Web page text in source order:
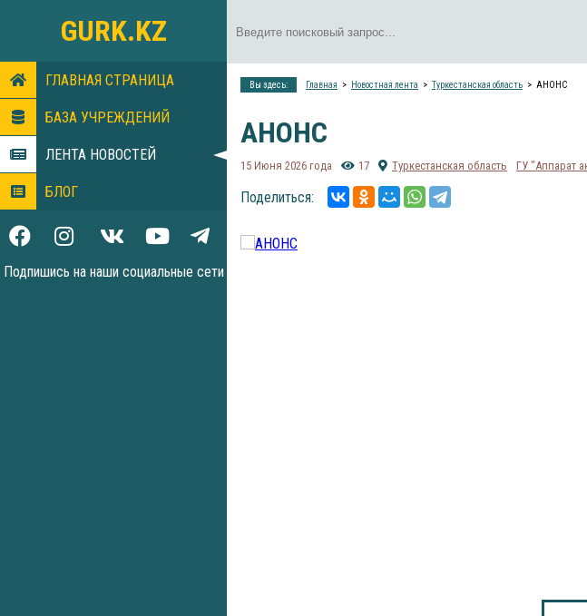
GURK.KZ
ГЛАВНАЯ СТРАНИЦА
БАЗА УЧРЕЖДЕНИЙ
ЛЕНТА НОВОСТЕЙ
БЛОГ
Подпишись на наши социальные сети
Вы здесь: Главная Новостная лента Туркестанская область АНОНС
АНОНС
15 Июня 2026 года 17 Туркестанская область ​ГУ "Аппарат
Поделиться: